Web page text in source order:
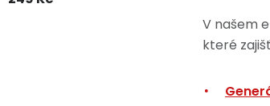
V našem
které